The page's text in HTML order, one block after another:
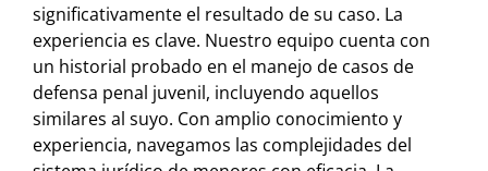
significativamente el resultado de su caso. La
experiencia es clave. Nuestro equipo cuenta con
un historial probado en el manejo de casos de
defensa penal juvenil, incluyendo aquellos
similares al suyo. Con amplio conocimiento y
experiencia, navegamos las complejidades del